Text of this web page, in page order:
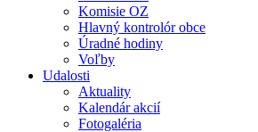
Komisie OZ
Hlavný kontrolór obce
Úradné hodiny
Voľby
Udalosti
Aktuality
Kalendár akcií
Fotogaléria